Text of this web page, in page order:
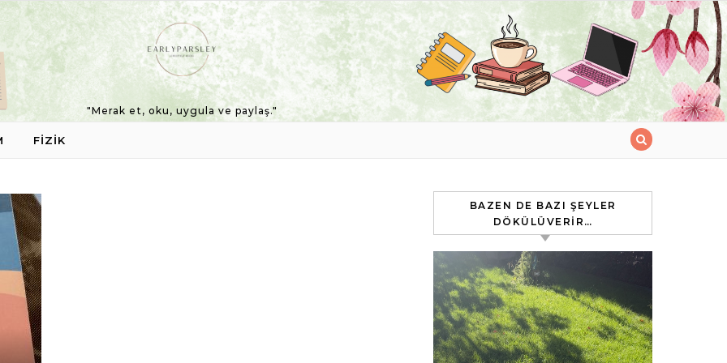
"Merak et, oku, uygula ve paylaş."
FIZIK
BAZEN DE BAZI ŞEYLER
DÖKÜLÜVERIR…